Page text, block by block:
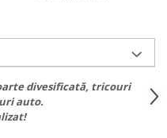
divesificată, tricouri
auto.